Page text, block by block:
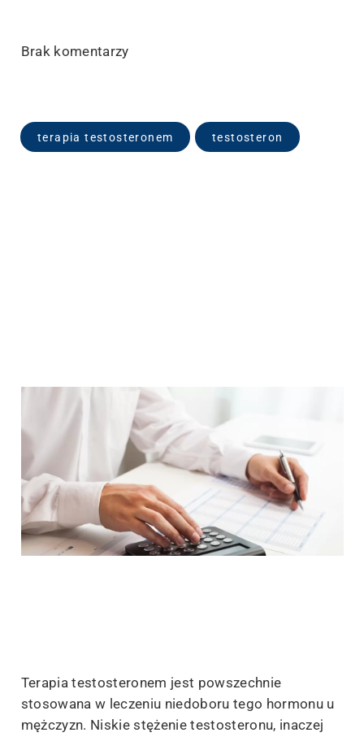
Brak komentarzy
terapia testosteronem testosteron
Terapia testosteronem jest powszechnie
stosowana w leczeniu niedoboru tego hormonu u
mężczyzn. Niskie stężenie testosteronu, inaczej